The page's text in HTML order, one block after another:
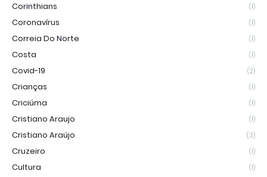
Corinthians (1)
Coronavírus (1)
Correia Do Norte (1)
Costa (1)
Covid-19 (2)
Crianças (1)
Criciúma (1)
Cristiano Araujo (1)
Cristiano Araújo (3)
Cruzeiro (1)
Cultura (1)